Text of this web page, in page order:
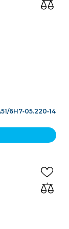
6H7‑05.220‑14